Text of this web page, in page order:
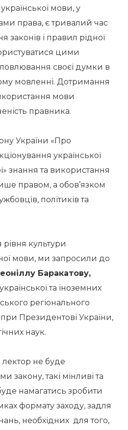
мови, у
права, є тривалий час
законів і правил рідної
цими
своєї думки в
мовленні. Дотримання
мови
правника.
України «Про
української
знання та використання
правом, а обов’язком
політиків та
культури
мови, ми запросили до
Баракатову,
та іноземних
регіонального
Президентові України,
наук.
не буде
закону, такі мінливі та
намагатись зробити
формату заходу, задля
необхідних для того,